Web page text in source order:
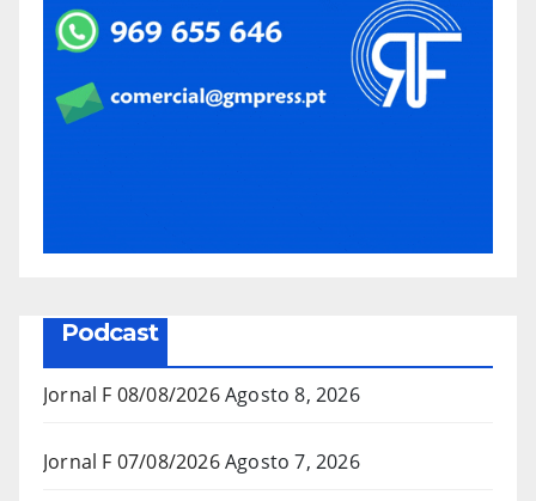
Podcast
Jornal F 08/08/2026Agosto 8, 2026
Jornal F 07/08/2026Agosto 7, 2026